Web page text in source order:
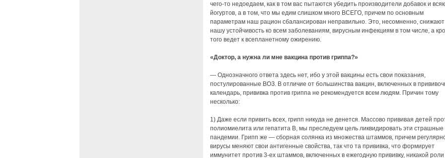
чего-то недоедаем, как в том вас пытаются убедить производители добавок и
йогуртов, а в том, что мы едим слишком много ВСЕГО, причем по основным
параметрам наш рацион сбалансирован неправильно. Это, несомненно, снижают
нашу устойчивость ко всем заболеваниям, вирусным инфекциям в том числе, а
того ведет к всепланетному ожирению.
«Доктор, а нужна ли мне вакцина против гриппа?»
— Однозначного ответа здесь нет, ибо у этой вакцины есть свои показания,
постулированные ВОЗ. В отличие от большинства вакцин, включенных в
календарь, прививка против гриппа не рекомендуется всем людям. Причин тому
несколько:
1) Даже если привить всех, грипп никуда не денется. Массово прививая детей
полиомиелита или гепатита В, мы преследуем цель ликвидировать эти страшные
пандемии. Грипп же — сборная солянка из множества штаммов, причем
вирусы меняют свои антигенные свойства, так что та прививка, что формирует
иммунитет против 3-ех штаммов, включенных в ежегодную прививку, никакой роли